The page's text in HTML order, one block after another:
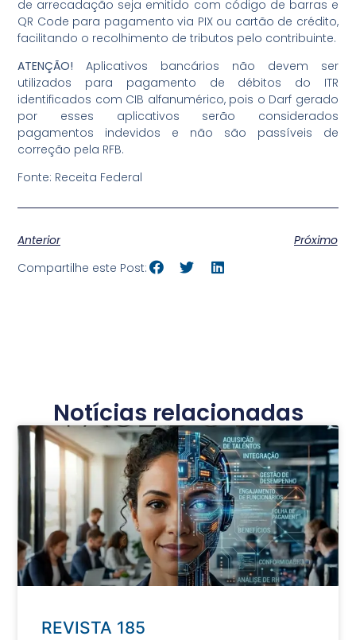
de arrecadação seja emitido com código de barras e
QR Code para pagamento via PIX ou cartão de crédito,
facilitando o recolhimento de tributos pelo contribuinte.
ATENÇÃO! Aplicativos bancários não devem ser
utilizados para pagamento de débitos do ITR
identificados com CIB alfanumérico, pois o Darf gerado
por esses aplicativos serão considerados
pagamentos indevidos e não são passíveis de
correção pela RFB.
Fonte: Receita Federal
Anterior
Próximo
Compartilhe este Post:
Notícias relacionadas
REVISTA 185